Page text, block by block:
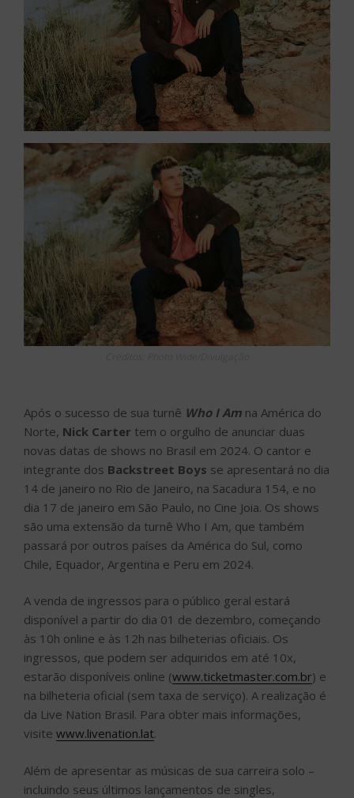
Após o sucesso de sua turnê Who I Am na América do
Norte, Nick Carter tem o orgulho de anunciar duas
novas datas de shows no Brasil em 2024. O cantor e
integrante dos Backstreet Boys se apresentará no dia
14 de janeiro no Rio de Janeiro, na Sacadura 154, e no
dia 17 de janeiro em São Paulo, no Cine Joia. Os shows
são uma extensão da turnê Who I Am, que também
passará por outros países da América do Sul, como
Chile, Equador, Argentina e Peru em 2024.
A venda de ingressos para o público geral estará
disponível a partir do dia 01 de dezembro, começando
às 10h online e às 12h nas bilheterias oficiais. Os
ingressos, que podem ser adquiridos em até 10x,
estarão disponíveis online (www.ticketmaster.com.br) e
na bilheteria oficial (sem taxa de serviço). A realização é
da Live Nation Brasil. Para obter mais informações,
visite www.livenation.lat.
Além de apresentar as músicas de sua carreira solo –
incluindo seus últimos lançamentos de singles,